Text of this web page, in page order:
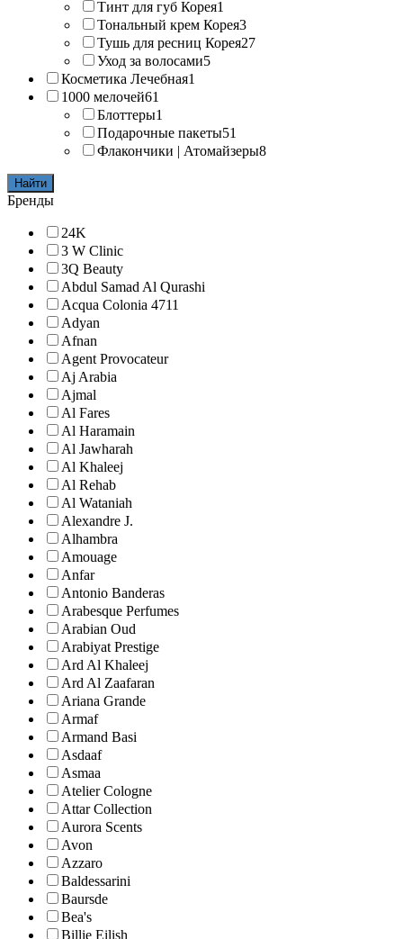
Тинт для губ Корея1
Тональный крем Корея3
Тушь для ресниц Корея27
Уход за волосами5
Косметика Лечебная1
1000 мелочей61
Блоттеры1
Подарочные пакеты51
Флакончики | Атомайзеры8
Найти
Бренды
24K
3 W Clinic
3Q Beauty
Abdul Samad Al Qurashi
Acqua Colonia 4711
Adyan
Afnan
Agent Provocateur
Aj Arabia
Ajmal
Al Fares
Al Haramain
Al Jawharah
Al Khaleej
Al Rehab
Al Wataniah
Alexandre J.
Alhambra
Amouage
Anfar
Antonio Banderas
Arabesque Perfumes
Arabian Oud
Arabiyat Prestige
Ard Al Khaleej
Ard Al Zaafaran
Ariana Grande
Armaf
Armand Basi
Asdaaf
Asmaa
Atelier Cologne
Attar Collection
Aurora Scents
Avon
Azzaro
Baldessarini
Baursde
Bea's
Billie Eilish